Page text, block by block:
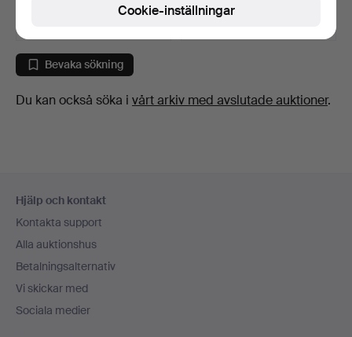
1 bud
Bevaka sökning
Du kan också söka i vårt arkiv med avslutade auktioner.
Hjälp och kontakt
Kontakta support
Alla auktionshus
Betalningsalternativ
Vi skickar med
Sociala medier
Cookie-inställningar